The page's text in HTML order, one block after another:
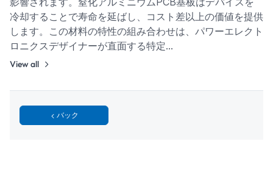
冷却することで寿命を延ばし、コスト差以上の価値を提供
します。この材料の特性の組み合わせは、パワーエレクト
ロニクスデザイナーが直面する特定…
View all
バック